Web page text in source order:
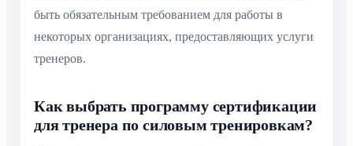
быть обязательным требованием для работы в
некоторых организациях, предоставляющих услуги
тренеров.
Как выбрать программу сертификации
для тренера по силовым тренировкам?